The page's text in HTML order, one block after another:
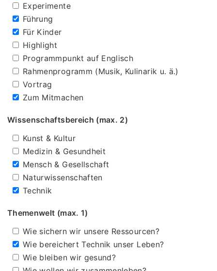
Experimente
Führung
Für Kinder
Highlight
Programmpunkt auf Englisch
Rahmenprogramm (Musik, Kulinarik u. ä.)
Vortrag
Zum Mitmachen
Wissenschaftsbereich (max. 2)
Kunst & Kultur
Medizin & Gesundheit
Mensch & Gesellschaft
Naturwissenschaften
Technik
Themenwelt (max. 1)
Wie sichern wir unsere Ressourcen?
Wie bereichert Technik unser Leben?
Wie bleiben wir gesund?